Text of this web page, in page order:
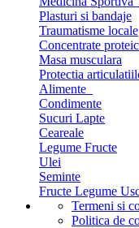
Plasturi si bandaje
Traumatisme locale
Concentrate
Masa musculara
Protectia
Alimente
Condimente
Sucuri Lapte
Ceareale
Legume Fructe
Ulei
Seminte
Fructe Legume
Termeni si
Politica de